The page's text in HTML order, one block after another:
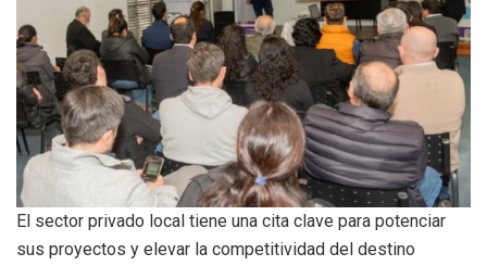
El sector privado local tiene una cita clave para potenciar
sus proyectos y elevar la competitividad del destino